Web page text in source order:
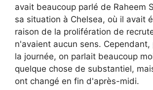
avait beaucoup parlé de Raheem
sa situation à Chelsea, où il avait
raison de la prolifération de
n'avaient aucun sens.
la journée, on parlait beaucoup
quelque chose de substantiel,
ont changé en fin d'après-midi.